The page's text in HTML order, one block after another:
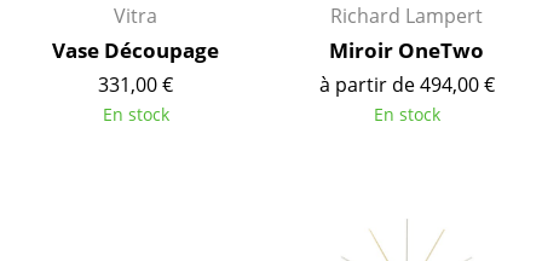
Rideaux
... voir tous les accessoires
Vitra
Vase Découpage
331,00 €
En stock
Richard Lampert
Miroir OneTwo
à partir de 494,00 €
En stock